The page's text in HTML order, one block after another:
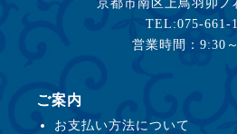
京都市南区上鳥羽卯ノ
TEL:075-661-
営業時間：9:30
ご案内
お支払い方法について